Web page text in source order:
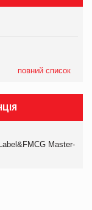
повний список
Master-